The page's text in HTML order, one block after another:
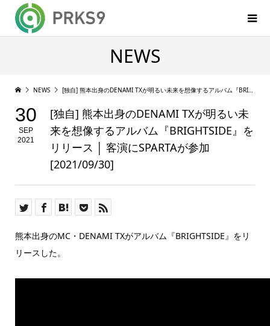
NEWS
NEWS [独自] 熊本出身のDENAMI TXが明るい未来を想像するアルバム『BRIGHTSIDE』をリリース │ 客演にSPARTAが参加 [2021/09/30]
30
SEP
2021
[独自] 熊本出身のDENAMI TXが明るい未
来を想像するアルバム『BRIGHTSIDE』を
リリース │ 客演にSPARTAが参加
[2021/09/30]
熊本出身のMC・DENAMI TXがアルバム『BRIGHTSIDE』をリ
リースした。